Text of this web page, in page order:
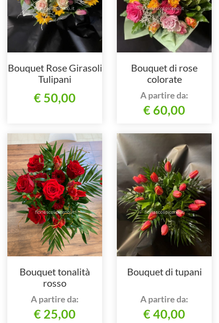
Bouquet Rose Girasoli
Tulipani
€ 50,00
Bouquet di rose
colorate
A partire da:
€ 60,00
Bouquet tonalità
rosso
A partire da:
€ 25,00
Bouquet di tupani
A partire da:
€ 40,00